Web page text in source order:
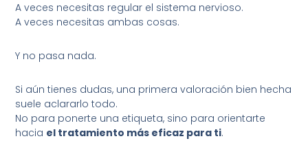
A veces necesitas regular el sistema nervioso.
A veces necesitas ambas cosas.
Y no pasa nada.
Si aún tienes dudas, una primera valoración bien hecha
suele aclararlo todo.
No para ponerte una etiqueta, sino para orientarte
hacia el tratamiento más eficaz para ti.